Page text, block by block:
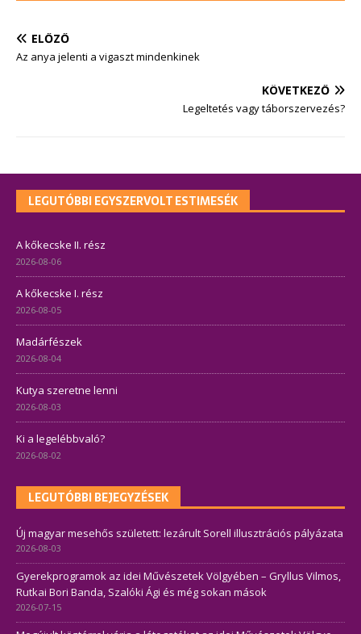
ELŐZŐ
Az anya jelenti a vigaszt mindenkinek
KÖVETKEZŐ
Legeltetés vagy táborszervezés?
LEGUTÓBBI EGYSZERVOLT ESTIMESÉK
A kőkecske II. rész
2026-08-06
A kőkecske I. rész
2026-08-05
Madárfészek
2026-08-04
Kutya szeretne lenni
2026-08-03
Ki a legelébbvaló?
2026-08-02
LEGUTÓBBI BEJEGYZÉSEK
Új magyar mesehős született: lezárult Sorell illusztrációs pályázata
2026-08-03
Gyerekprogramok az idei Művészetek Völgyében – Gryllus Vilmos,
Rutkai Bori Banda, Szalóki Ági és még sokan mások
2026-07-15